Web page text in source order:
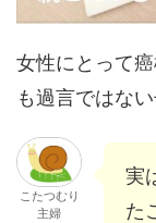
女性にとって
も過言ではない
こたつむり
主婦
実
た